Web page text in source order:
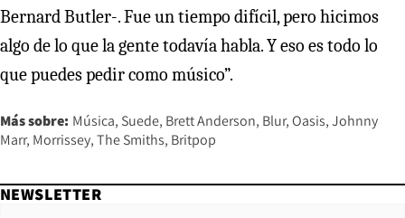
Bernard Butler-. Fue un tiempo difícil, pero hicimos
algo de lo que la gente todavía habla. Y eso es todo lo
que puedes pedir como músico”.
Más sobre: Música Suede Brett Anderson Blur Oasis Johnny
Marr Morrissey The Smiths Britpop
NEWSLETTER